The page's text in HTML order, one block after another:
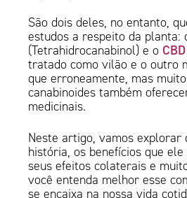
São dois deles, no entanto,
estudos a respeito da planta:
(Tetrahidrocanabinol) e oCBD
tratado como vilão e o outro
que erroneamente, mas
canabinoides também
medicinais.
Neste artigo, vamos explorar
história, os benefícios que
seus efeitos colaterais e
você entenda melhor esse
se encaixa na nossa vida